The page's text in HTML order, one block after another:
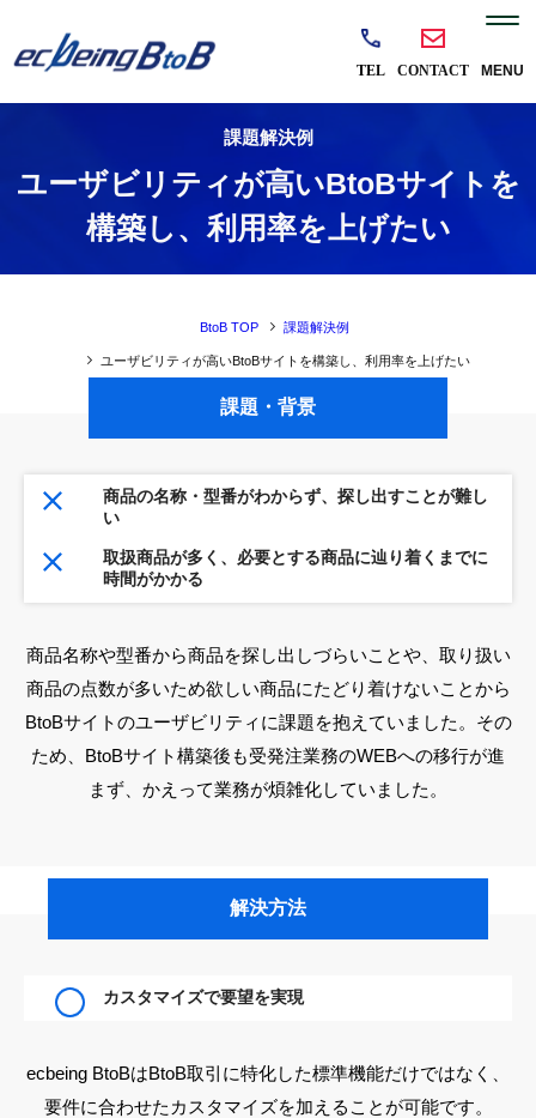
課題解決例
ユーザビリティが高いBtoBサイトを
構築し、利用率を上げたい
BtoB TOP 課題解決例
ユーザビリティが高いBtoBサイトを構築し、利用率を上げたい
課題・背景
商品の名称・型番がわからず、探し出すことが難し
い
取扱商品が多く、必要とする商品に辿り着くまでに
時間がかかる
商品名称や型番から商品を探し出しづらいことや、取り扱い
商品の点数が多いため欲しい商品にたどり着けないことから
BtoBサイトのユーザビリティに課題を抱えていました。その
ため、BtoBサイト構築後も受発注業務のWEBへの移行が進
まず、かえって業務が煩雑化していました。
解決方法
カスタマイズで要望を実現
ecbeing BtoBはBtoB取引に特化した標準機能だけではなく、
要件に合わせたカスタマイズを加えることが可能です。